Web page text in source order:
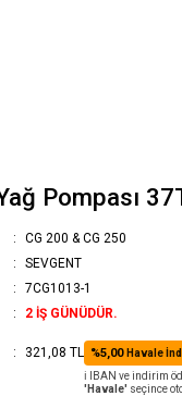
Pompası
CG 200 & CG 250
SEVGENT
7CG1013-1
2 İŞ GÜNÜDÜR.
321,08 TL %5,00 Havale
ℹ️ IBAN ve indirim
'Havale' seçince